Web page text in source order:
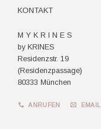
KONTAKT
M Y K R I N E S
by KRINES
Residenzstr. 19
(Residenzpassage)
80333 München
ANRUFEN EMAIL